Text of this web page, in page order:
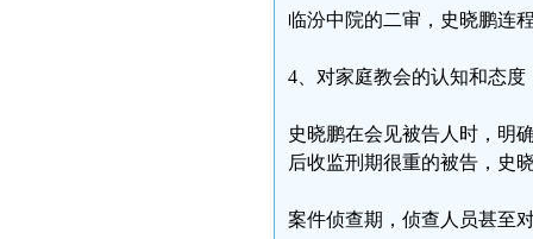
临汾中院的二审，史晓鹏连
4、对家庭教会的认知和态
史晓鹏在会见被告人时，明
后收监刑期很重的被告，史
案件侦查期，侦查人员甚至